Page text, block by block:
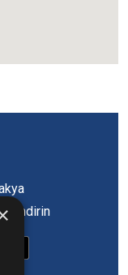
indirin